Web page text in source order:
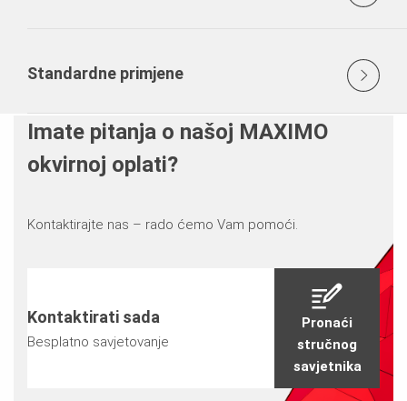
Standardne primjene
Imate pitanja o našoj MAXIMO
okvirnoj oplati?
Kontaktirajte nas – rado ćemo Vam pomoći.
Kontaktirati sada
Besplatno savjetovanje
Pronaći
stručnog
savjetnika